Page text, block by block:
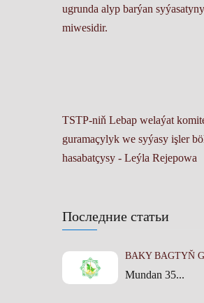
Последние статьи
BAKY BAGTYŇ
Mundan 35...
ugrunda alyp barýan
miwesidir.
TSTP-niň Lebap welaýat
guramaçylyk we syýasy işler
hasabatçysy - Leýla Rejepowa